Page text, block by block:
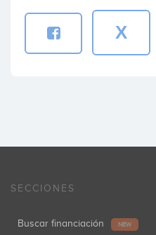
X
SECCIONES
Buscar financiación NEW